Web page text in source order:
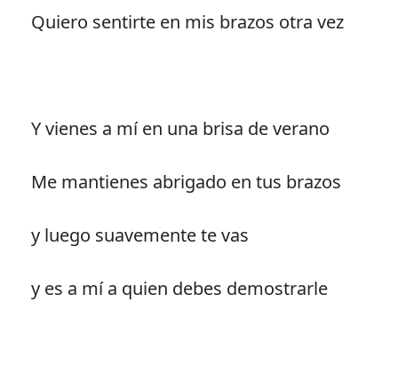
Quiero sentirte en mis brazos otra vez
Y vienes a mí en una brisa de verano
Me mantienes abrigado en tus brazos
y luego suavemente te vas
y es a mí a quien debes demostrarle